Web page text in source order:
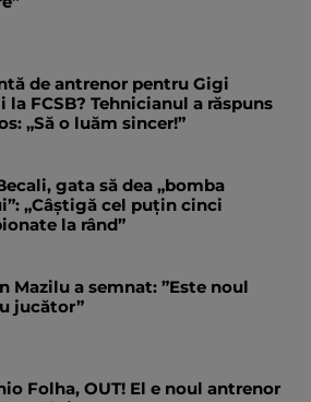
de antrenor pentru Gigi
la FCSB? Tehnicianul a răspuns
„Să o luăm sincer!”
gata să dea „bomba
„Câștigă cel puțin cinci
la rând”
Mazilu a semnat: ”Este noul
jucător”
Folha, OUT! El e noul antrenor